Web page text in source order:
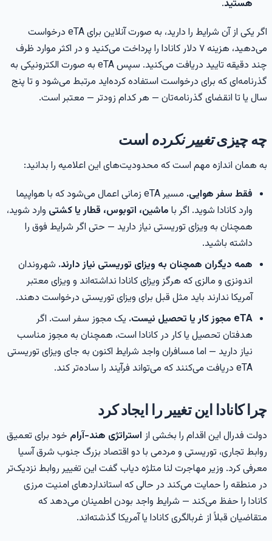
هستید.
اگر یکی از آن شرایط را دارید، به صورت آنلاین برای eTA درخواست
می‌دهید، هزینه ۷ دلار کانادا را پرداخت می‌کنید و در اکثر موارد ظرف
چند دقیقه تایید دریافت می‌کنید. سپس eTA به صورت الکترونیکی به
که برای درخواست استفاده کرده‌اید مرتبط می‌شود و تا پنج
یا تا انقضای گذرنامه‌تان — هر کدام زودتر — معتبر است.
چیزیتغییر نکردهاست
همان اندازه مهم است که محدودیت‌های این اعلامیه را بدانید:
فقط سفر هوایی.
مسیر eTA زمانی اعمال می‌شود که با هواپیما
وارد کانادا شوید. اگر باماشین، اتوبوس، قطار یا کشتیوارد شوید،
همچنان به ویزای توریستی نیاز دارید — حتی اگر شرایط فوق را
داشته باشید.
همه دیگران همچنان به ویزای توریستی نیاز دارند.شهروندان
اندونزی و مالزی که هرگز ویزای کانادا نداشته‌اند و ویزای معتبر
آمریکا ندارند باید مثل قبل برای ویزای توریستی درخواست دهند.
eTA مجوز کار یا تحصیل نیست.
یک مجوز سفر است. اگر
هدفتان تحصیل یا کار در کانادا است، همچنان به مجوز مناسب
نیاز دارید — اما مسافران واجد شرایط اکنون به جای ویزای توریستی
eTA دریافت می‌کنند که می‌تواند فرآیند را ساده‌تر کند.
کانادا این تغییر را ایجاد کرد
فدرال این اقدام را بخشی ازاستراتژی هند-آرامخود برای تعمیق
تجاری، توریستی و مردمی با دو اقتصاد بزرگ جنوب شرق آسیا
کرد. وزیر مهاجرت لنا متلژه دیاب گفت این تغییر روابط نزدیک‌تر
منطقه را حمایت می‌کند در حالی که استانداردهای امنیت مرزی
را حفظ می‌کند — شرایط واجد بودن اطمینان می‌دهد که
قبلاً از غربالگری کانادا یا آمریکا گذشته‌اند.